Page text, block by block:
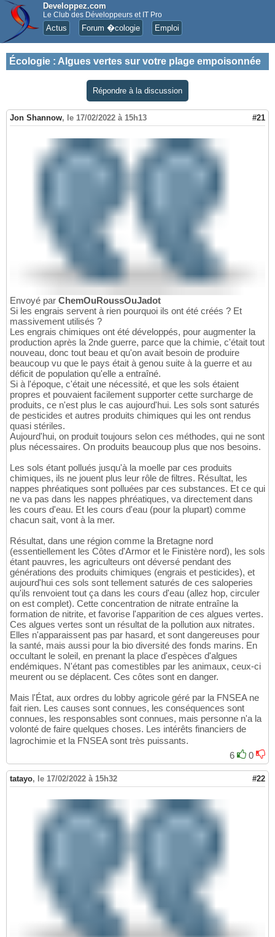
Developpez.com
Le Club des Développeurs et IT Pro
Actus Forum �cologie Emploi
Écologie : Algues vertes sur votre plage empoisonnée
Répondre à la discussion
Jon Shannow, le 17/02/2022 à 15h13 #21
Envoyé par ChemOuRoussOuJadot
Si les engrais servent à rien pourquoi ils ont été créés ? Et
massivement utilisés ?
Les engrais chimiques ont été développés, pour augmenter la
production après la 2nde guerre, parce que la chimie, c'était tout
nouveau, donc tout beau et qu'on avait besoin de produire
beaucoup vu que le pays était à genou suite à la guerre et au
déficit de population qu'elle a entraîné.
Si à l'époque, c'était une nécessité, et que les sols étaient
propres et pouvaient facilement supporter cette surcharge de
produits, ce n'est plus le cas aujourd'hui. Les sols sont saturés
de pesticides et autres produits chimiques qui les ont rendus
quasi stériles.
Aujourd'hui, on produit toujours selon ces méthodes, qui ne sont
plus nécessaires. On produits beaucoup plus que nos besoins.
Les sols étant pollués jusqu'à la moelle par ces produits
chimiques, ils ne jouent plus leur rôle de filtres. Résultat, les
nappes phréatiques sont polluées par ces substances. Et ce qui
ne va pas dans les nappes phréatiques, va directement dans
les cours d'eau. Et les cours d'eau (pour la plupart) comme
chacun sait, vont à la mer.
Résultat, dans une région comme la Bretagne nord
(essentiellement les Côtes d'Armor et le Finistère nord), les sols
étant pauvres, les agriculteurs ont déversé pendant des
générations des produits chimiques (engrais et pesticides), et
aujourd'hui ces sols sont tellement saturés de ces saloperies
qu'ils renvoient tout ça dans les cours d'eau (allez hop, circuler
on est complet). Cette concentration de nitrate entraîne la
formation de nitrite, et favorise l'apparition de ces algues vertes.
Ces algues vertes sont un résultat de la pollution aux nitrates.
Elles n'apparaissent pas par hasard, et sont dangereuses pour
la santé, mais aussi pour la bio diversité des fonds marins. En
occultant le soleil, en prenant la place d'espèces d'algues
endémiques. N'étant pas comestibles par les animaux, ceux-ci
meurent ou se déplacent. Ces côtes sont en danger.
Mais l'État, aux ordres du lobby agricole géré par la FNSEA ne
fait rien. Les causes sont connues, les conséquences sont
connues, les responsables sont connues, mais personne n'a la
volonté de faire quelques choses. Les intérêts financiers de
lagrochimie et la FNSEA sont très puissants.
6
0
tatayo, le 17/02/2022 à 15h32 #22